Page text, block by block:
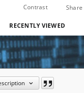
Contrast Share
RECENTLY VIEWED